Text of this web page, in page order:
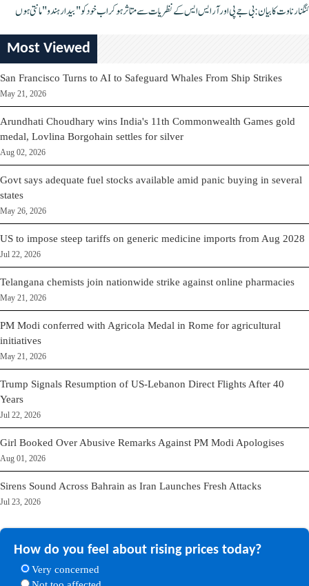
کنگنا رناوت کا بیان: بی جے پی اور آر ایس ایس کے نظریات سے متاثر ہو کر اب خود کو "بیدار ہندو" مانتی ہوں
Most Viewed
San Francisco Turns to AI to Safeguard Whales From Ship Strikes
May 21, 2026
Arundhati Choudhary wins India's 11th Commonwealth Games gold
medal, Lovlina Borgohain settles for silver
Aug 02, 2026
Govt says adequate fuel stocks available amid panic buying in several
states
May 26, 2026
US to impose steep tariffs on generic medicine imports from Aug 2028
Jul 22, 2026
Telangana chemists join nationwide strike against online pharmacies
May 21, 2026
PM Modi conferred with Agricola Medal in Rome for agricultural
initiatives
May 21, 2026
Trump Signals Resumption of US-Lebanon Direct Flights After 40
Years
Jul 22, 2026
Girl Booked Over Abusive Remarks Against PM Modi Apologises
Aug 01, 2026
Sirens Sound Across Bahrain as Iran Launches Fresh Attacks
Jul 23, 2026
How do you feel about rising prices today?
Very concerned